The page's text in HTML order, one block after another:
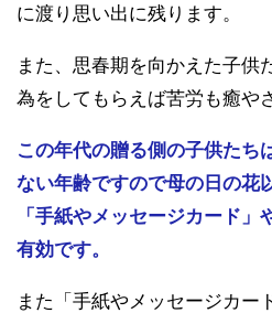
に渡り思い出に残ります。
また、思春期を向かえた子供
為をしてもらえば苦労も癒や
この年代の贈る側の子供たち
ない年齢ですので母の日の花
「手紙やメッセージカード
有効です。
また「手紙やメッセージカー